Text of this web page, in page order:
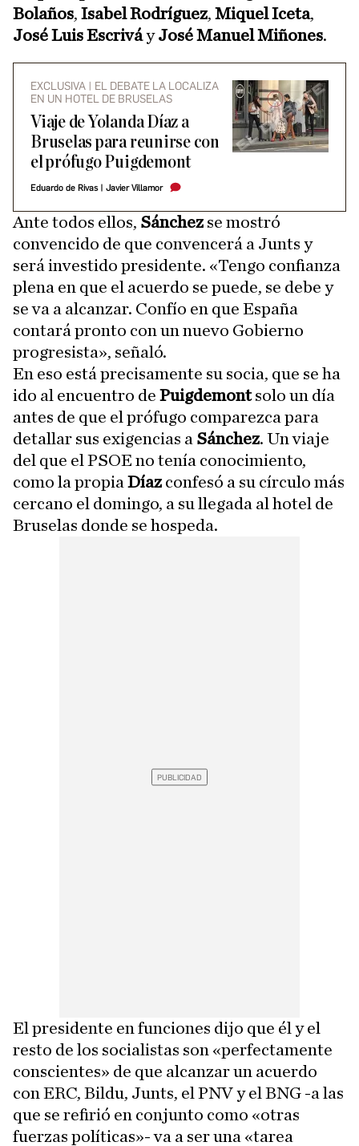
Bolaños, Isabel Rodríguez, Miquel Iceta,
José Luis EscriváyJosé Manuel Miñones.
EXCLUSIVA | EL DEBATE LA LOCALIZA
EN UN HOTEL DE BRUSELAS
Viaje de Yolanda Díaz a
Bruselas para reunirse con
el prófugo Puigdemont
Eduardo de Rivas| Javier Villamor
Ante todos ellos, Sánchezse mostró
convencido de que convencerá a Junts y
será investido presidente. «Tengo confianza
plena en que el acuerdo se puede, se debe y
se va a alcanzar. Confío en que España
contará pronto con un nuevo Gobierno
progresista», señaló.
En eso está precisamente su socia, que se ha
ido al encuentro de Puigdemontsolo un día
antes de que el prófugo comparezca para
detallar sus exigencias a Sánchez. Un viaje
del que el PSOE no tenía conocimiento,
como la propia Díazconfesó a su círculo más
cercano el domingo, a su llegada al hotel de
Bruselas donde se hospeda.
El presidente en funciones dijo que él y el
resto de los socialistas son «perfectamente
conscientes» de que alcanzar un acuerdo
con ERC, Bildu, Junts, el PNV y el BNG -a las
que se refirió en conjunto como «otras
fuerzas políticas»- va a ser una «tarea